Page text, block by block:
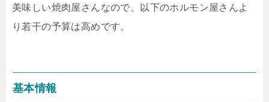
美味しい焼肉屋さんなので、以下のホルモン屋さんよ
り若干の予算は高めです。
基本情報